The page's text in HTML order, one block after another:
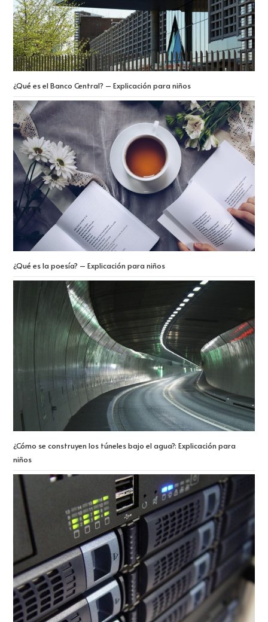
¿Qué es el Banco Central? – Explicación para niños
¿Qué es la poesía? – Explicación para niños
¿Cómo se construyen los túneles bajo el agua?: Explicación para
niños